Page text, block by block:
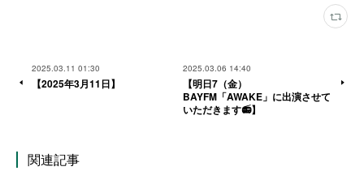
2025.03.11 01:30
【2025年3月11日】
2025.03.06 14:40
【明日7（金）
BAYFM「AWAKE」に出演させて
いただきます📻】
関連記事